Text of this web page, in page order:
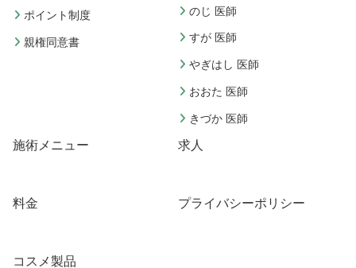
ポイント制度
親権同意書
のじ 医師
すが 医師
やぎはし 医師
おおた 医師
きづか 医師
施術メニュー
料金
コスメ製品
求人
プライバシーポリシー